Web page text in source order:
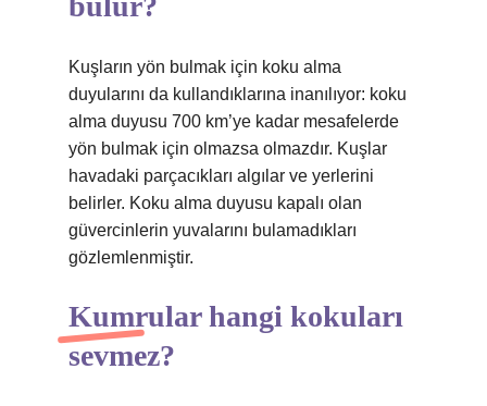
Kuşların yön bulmak için koku alma
duyularını da kullandıklarına inanılıyor: koku
alma duyusu 700 km’ye kadar mesafelerde
yön bulmak için olmazsa olmazdır. Kuşlar
havadaki parçacıkları algılar ve yerlerini
belirler. Koku alma duyusu kapalı olan
güvercinlerin yuvalarını bulamadıkları
gözlemlenmiştir.
Kumrular hangi kokuları
sevmez?